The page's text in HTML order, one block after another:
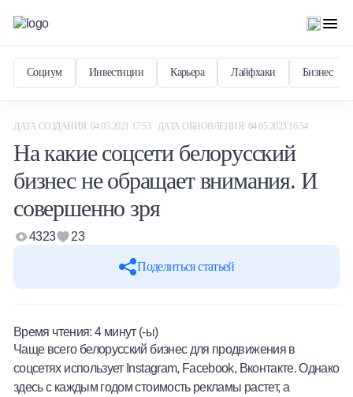
Социум Инвестиции Карьера Лайфхаки Бизнес
Халва
ДАТА СОЗДАНИЯ: 04.05.2021 17:53 · ДАТА ОБНОВЛЕНИЯ: 04.05.2023 16:54
На какие соцсети белорусский
бизнес не обращает внимания. И
совершенно зря
Поделиться статьей
4323 23
Время чтения:4 минут (-ы)
Чаще всего белорусский бизнес для продвижения в
соцсетях использует Instagram, Facebook, Вконтакте. Однако
здесь с каждым годом стоимость рекламы растет, а